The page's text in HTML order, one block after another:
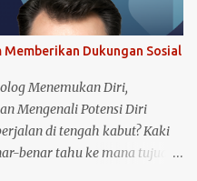
Dukungan Sosial
Menemukan Diri,
Mengenali Potensi Diri
di tengah kabut? Kaki
benar tahu ke mana tujuan.